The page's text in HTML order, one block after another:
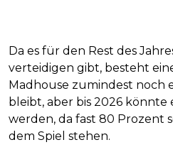
Da es für den Rest des
verteidigen gibt, besteht
Madhouse zumindest noch
bleibt, aber bis 2026
werden, da fast 80 Prozent
dem Spiel stehen.